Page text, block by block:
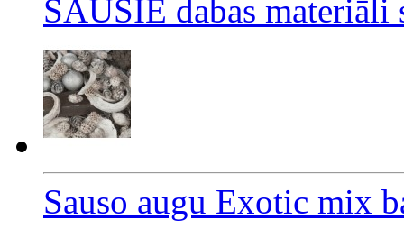
SAUSIE dabas
Sauso augu Exotic mix